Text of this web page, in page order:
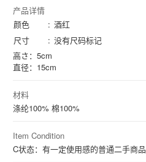
产品详情
颜色
酒红
尺寸
没有尺码标记
高さ：5cm
直径：15cm
材料
涤纶100% 棉100%
Item Condition
C状态：有一定使用感的普通二手商品